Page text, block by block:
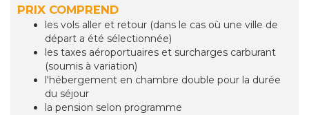
PRIX COMPREND
les vols aller et retour (dans le cas où une ville de
départ a été sélectionnée)
les taxes aéroportuaires et surcharges carburant
(soumis à variation)
l'hébergement en chambre double pour la durée
du séjour
la pension selon programme